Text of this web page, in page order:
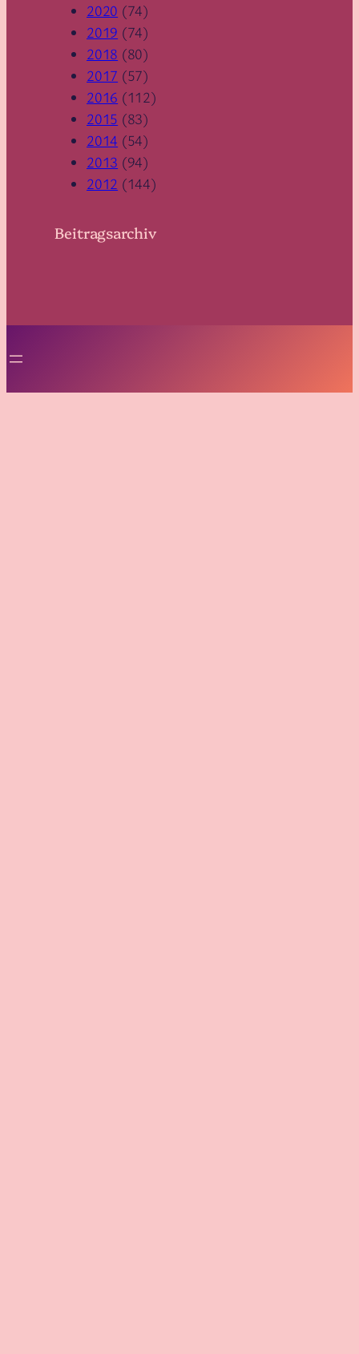
Beitragsarchiv
2020 (74)
2019 (74)
2018 (80)
2017 (57)
2016 (112)
2015 (83)
2014 (54)
2013 (94)
2012 (144)